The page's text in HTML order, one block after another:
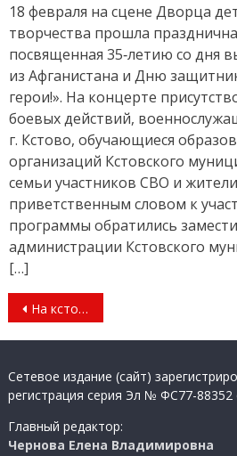
18 февраля на сцене Дворца
творчества прошла
посвященная 35‑летию со дня
из Афганистана и Дню
герои!». На концерте
боевых действий,
г. Кстово, обучающиеся
организаций Кстовского
семьи участников СВО и
приветственным словом к
программы обратились
администрации Кстовского
[…]
Навигация
по
На кстовских дорогах
Сетевое издание (сайт)
регистрация серия Эл № ФС77-88352
Главный редактор:
Чернова Елена Владимировна